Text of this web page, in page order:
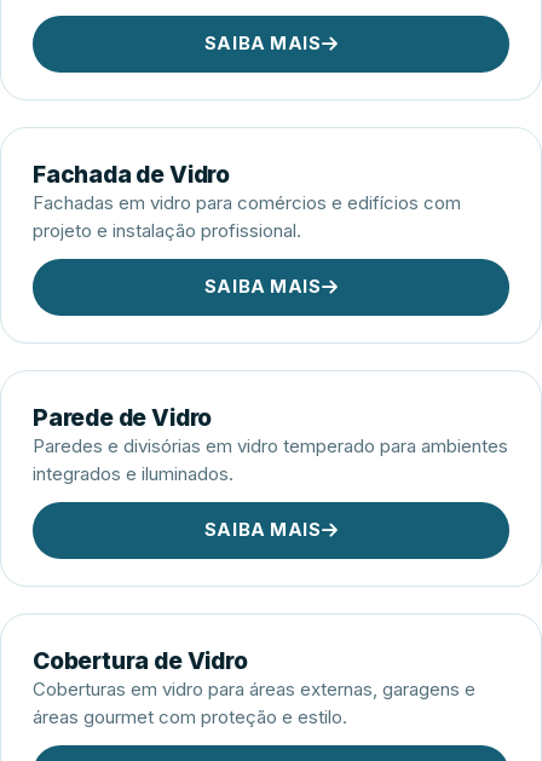
SAIBA MAIS
Fachada de Vidro
Fachadas em vidro para comércios e edifícios com
projeto e instalação profissional.
SAIBA MAIS
Parede de Vidro
Paredes e divisórias em vidro temperado para ambientes
integrados e iluminados.
SAIBA MAIS
Cobertura de Vidro
Coberturas em vidro para áreas externas, garagens e
áreas gourmet com proteção e estilo.